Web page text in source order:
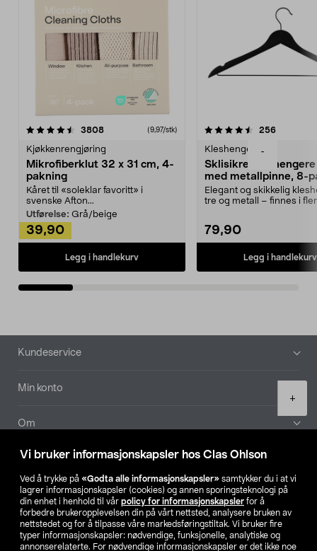
Vi bruker informasjonskapsler hos Clas Ohlson
Ved å trykke på «Godta alle informasjonskapsler» samtykker du i at vi
lagrer informasjonskapsler (cookies) og annen sporingsteknologi på
din enhet i henhold til vår policy for informasjonskapsler for å
forbedre brukeropplevelsen din på vårt nettsted, analysere bruken av
nettstedet og for å tilpasse våre markedsføringstiltak. Vi bruker fire
typer informasjonskapsler: nødvendige, funksjonelle, analytiske og
annonserelaterte. For nødvendige informasjonskapsler er det ikke noe
-
+
3808anmeldelser(9,97/stk)
Kjøkkenrengjøring
Mikrofiberklut 32 x 31 cm, 4-
pakning
Kåret til «soleklar favoritt» i
svenske Afton...
Utførelse: Grå/beige
39,90
Legg i handlekurv
4.5av 5 stjerner 256
Kleshengere
Sklisikre
med metallpinne, 8-
Elegant og skikkelig
tre og metall – finnes i
79,90
Legg i handlekurv
4.5av 5 stjerner
Bunntekst
Kundeservice
Min konto
Om
Aktuelt
Våre selskaper
Finn din butikk